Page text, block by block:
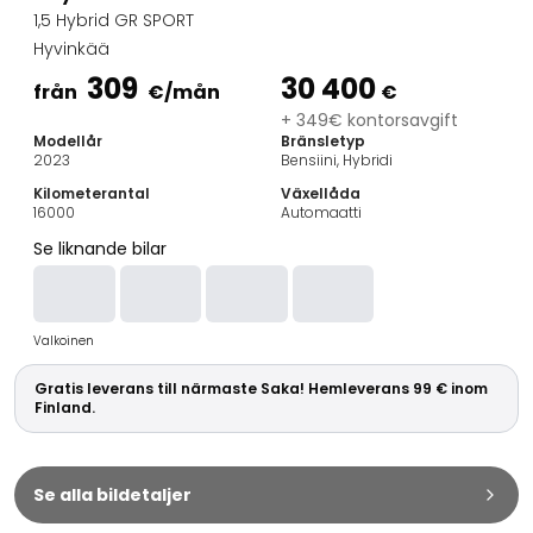
Kombibilar
Stadsbilar
Dragfordon
Kommersiella fordon
Auktionsbilar
Prisvärda bilar
Bilmärken
Audi
BMW
Kia
Mercedes-Benz
Polestar
Skoda
Tesla
Toyota
1,5 Hybrid GR SPORT
Hyvinkää
från 309 €/mån 30 400 €
+ 349€ kontorsavgift
Modellår
2023
Bränsletyp
Bensiini, Hybridi
Kilometerantal
16000
Växellåda
Automaatti
Se liknande bilar
Valkoinen
Gratis leverans till närmaste Saka! Hemleverans 99 € inom
Finland.
Se alla bildetaljer